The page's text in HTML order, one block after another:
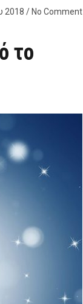
2018 / No Comment
το